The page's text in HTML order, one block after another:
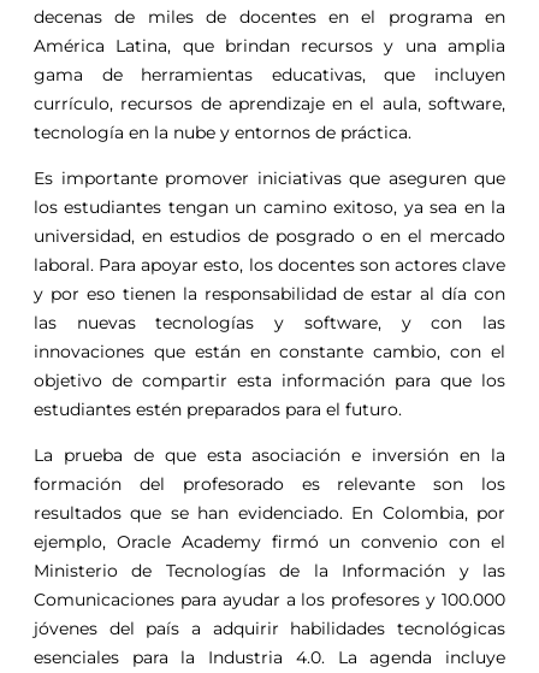
decenas de miles de docentes en el programa en
América Latina, que brindan recursos y una amplia
gama de herramientas educativas, que incluyen
currículo, recursos de aprendizaje en el aula, software,
tecnología en la nube y entornos de práctica.
Es importante promover iniciativas que aseguren que
los estudiantes tengan un camino exitoso, ya sea en la
universidad, en estudios de posgrado o en el mercado
laboral. Para apoyar esto, los docentes son actores clave
y por eso tienen la responsabilidad de estar al día con
las nuevas tecnologías y software, y con las
innovaciones que están en constante cambio, con el
objetivo de compartir esta información para que los
estudiantes estén preparados para el futuro.
La prueba de que esta asociación e inversión en la
formación del profesorado es relevante son los
resultados que se han evidenciado. En Colombia, por
ejemplo, Oracle Academy firmó un convenio con el
Ministerio de Tecnologías de la Información y las
Comunicaciones para ayudar a los profesores y 100.000
jóvenes del país a adquirir habilidades tecnológicas
esenciales para la Industria 4.0. La agenda incluye